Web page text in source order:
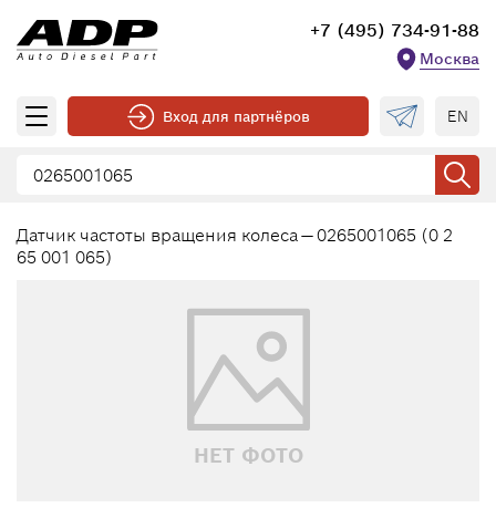
+7 (495) 734-91-88
Москва
Вход для партнёров EN
Датчик частоты вращения колеса — 0265001065 (0 2
65 001 065)
НЕТ ФОТО